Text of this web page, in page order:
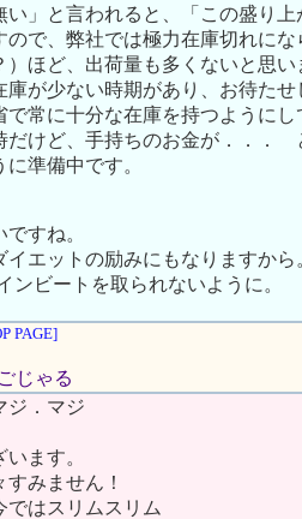
い」と言われると、「この盛り
ので、弊社では極力在庫切れに
）ほど、出荷量も多くないと思
庫が少ない時期があり、お待た
で常に十分な在庫を持つようにし
だけど、手持ちのお金が．．．
準備中です。
すね。
イエットの励みにもなりますから
ンビートを取られないように。
PAGE]
じゃる
ジ．マジ
ます。
みません！
ではスリムスリム